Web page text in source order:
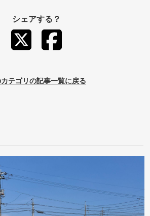
シェアする？
カテゴリの記事一覧に戻る